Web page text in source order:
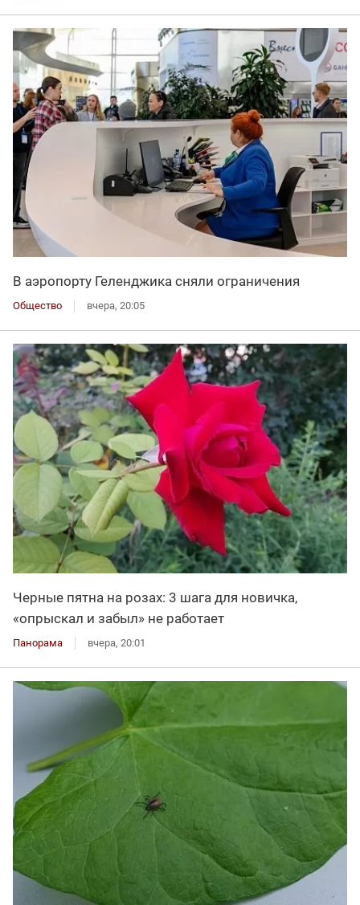
В аэропорту Геленджика сняли ограничения
Общество вчера, 20:05
Черные пятна на розах: 3 шага для новичка,
«опрыскал и забыл» не работает
Панорама вчера, 20:01